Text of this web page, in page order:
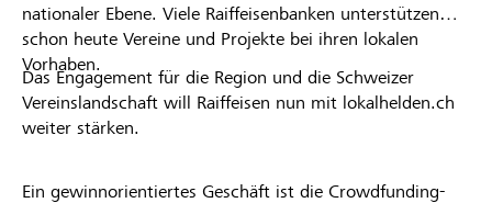
nationaler Ebene. Viele Raiffeisenbanken unterstützen
schon heute Vereine und Projekte bei ihren lokalen
Vorhaben.
Das Engagement für die Region und die Schweizer
Vereinslandschaft will Raiffeisen nun mit lokalhelden.ch
weiter stärken.
Ein gewinnorientiertes Geschäft ist die Crowdfunding-